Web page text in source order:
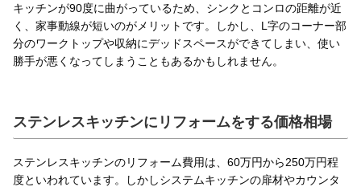
キッチンが90度に曲がっているため、シンクとコンロの距離が近
く、家事動線が短いのがメリットです。しかし、L字のコーナー部
分のワークトップや収納にデッドスペースができてしまい、使い
勝手が悪くなってしまうこともあるかもしれません。
ステンレスキッチンにリフォームをする価格相場
ステンレスキッチンのリフォーム費用は、60万円から250万円程
度といわれています。しかしシステムキッチンの扉材やカウンタ